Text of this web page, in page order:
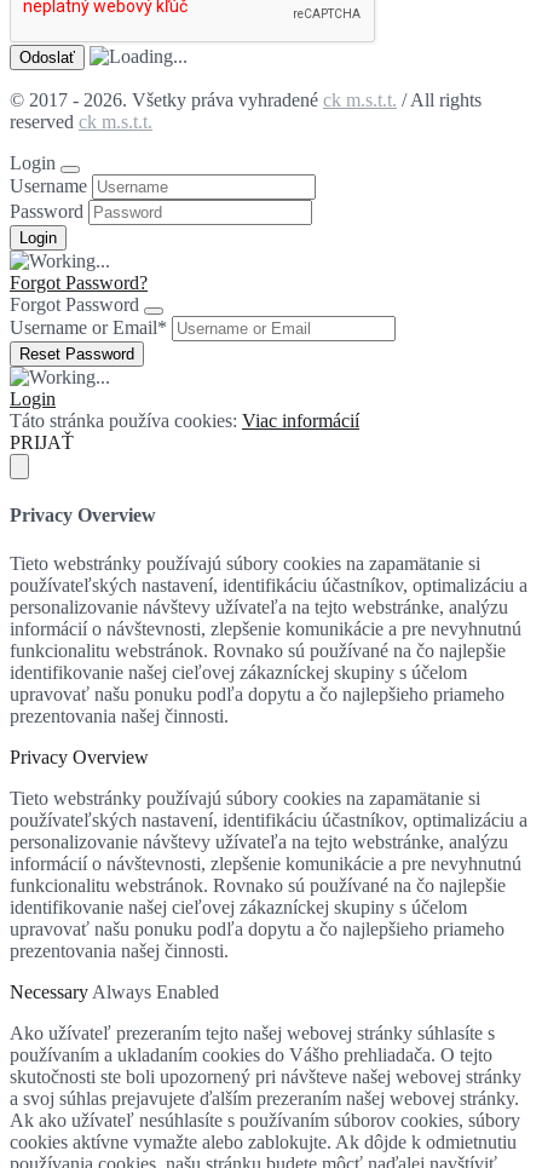
© 2017 - 2026. Všetky práva vyhradené ck m.s.t.t. / All rights
reserved ck m.s.t.t.
Login
Username
Password
Forgot Password?
Forgot Password
Username or Email*
Login
Táto stránka používa cookies: Viac informácií
PRIJAŤ
Privacy Overview
Tieto webstránky používajú súbory cookies na zapamätanie si
používateľských nastavení, identifikáciu účastníkov, optimalizáciu a
personalizovanie návštevy užívateľa na tejto webstránke, analýzu
informácií o návštevnosti, zlepšenie komunikácie a pre nevyhnutnú
funkcionalitu webstránok. Rovnako sú používané na čo najlepšie
identifikovanie našej cieľovej zákazníckej skupiny s účelom
upravovať našu ponuku podľa dopytu a čo najlepšieho priameho
prezentovania našej činnosti.
Privacy Overview
Tieto webstránky používajú súbory cookies na zapamätanie si
používateľských nastavení, identifikáciu účastníkov, optimalizáciu a
personalizovanie návštevy užívateľa na tejto webstránke, analýzu
informácií o návštevnosti, zlepšenie komunikácie a pre nevyhnutnú
funkcionalitu webstránok. Rovnako sú používané na čo najlepšie
identifikovanie našej cieľovej zákazníckej skupiny s účelom
upravovať našu ponuku podľa dopytu a čo najlepšieho priameho
prezentovania našej činnosti.
Necessary Always Enabled
Ako užívateľ prezeraním tejto našej webovej stránky súhlasíte s
používaním a ukladaním cookies do Vášho prehliadača. O tejto
skutočnosti ste boli upozornený pri návšteve našej webovej stránky
a svoj súhlas prejavujete ďalším prezeraním našej webovej stránky.
Ak ako užívateľ nesúhlasíte s používaním súborov cookies, súbory
cookies aktívne vymažte alebo zablokujte. Ak dôjde k odmietnutiu
používania cookies, našu stránku budete môcť naďalej navštíviť,